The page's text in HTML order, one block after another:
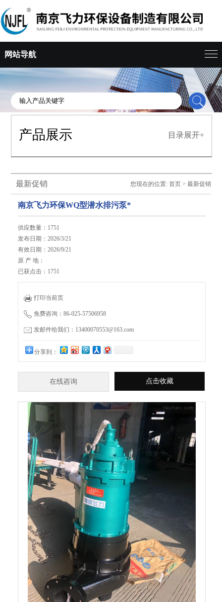
网站导航
产品展示 目录展开+
最新促销 您现在的位置: 首页> 最新促销
南京飞力环保WQ型潜水排污泵*
供应数量：1751
发布日期：2026/3/21
有效日期：2026/9/21
原 产 地：
已获点击：1751
打印当前页
免费咨询：86-025-57506958
发邮件给我们：13400070553@163.com
分享到：
在线咨询 点击收藏